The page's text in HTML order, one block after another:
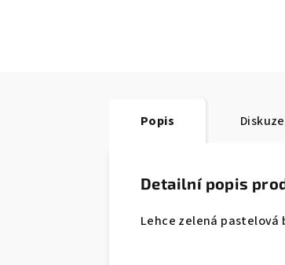
Popis Diskuze
Detailní popis
Lehce zelená